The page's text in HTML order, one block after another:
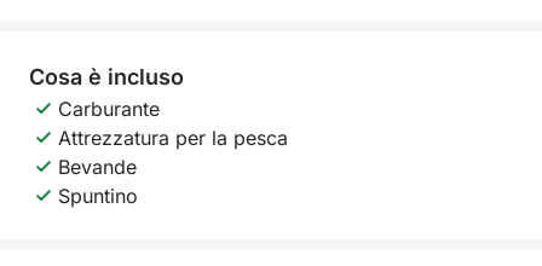
Cosa è incluso
Carburante
Attrezzatura per la pesca
Bevande
Spuntino